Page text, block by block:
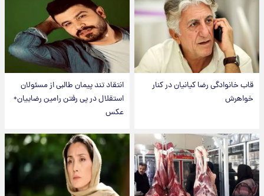
قاب خانوادگی رضا کیانیان در کنار
خواهرش
انتقاد تند پیمان طالبی از مسئولان
استقلال در پی رفتن رامین رضاییان+
عکس